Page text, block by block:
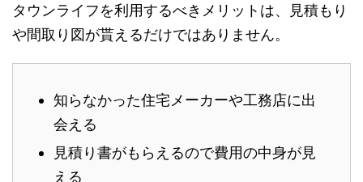
タウンライフを利用するべきメリットは、見積もり
や間取り図が貰えるだけではありません。
知らなかった住宅メーカーや工務店に出
会える
見積り書がもらえるので費用の中身が見
える